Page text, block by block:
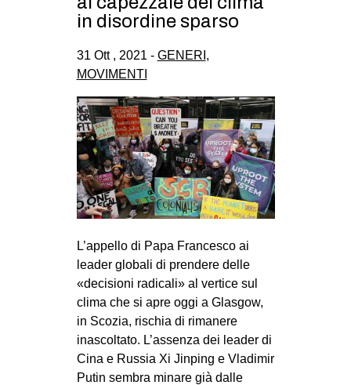
in disordine sparso
31 Ott , 2021 - GENERI ,
MOVIMENTI
L’appello di Papa Francesco ai
leader globali di prendere delle
«decisioni radicali» al vertice sul
clima che si apre oggi a Glasgow,
in Scozia, rischia di rimanere
inascoltato. L’assenza dei leader di
Cina e Russia Xi Jinping e Vladimir
Putin sembra minare già dalle